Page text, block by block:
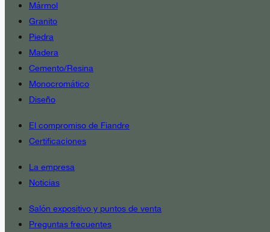
Mármol
Granito
Piedra
Madera
Cemento/Resina
Monocromático
Diseño
El compromiso de Fiandre
Certificaciones
La empresa
Noticias
Salón expositivo y puntos de venta
Preguntas frecuentes